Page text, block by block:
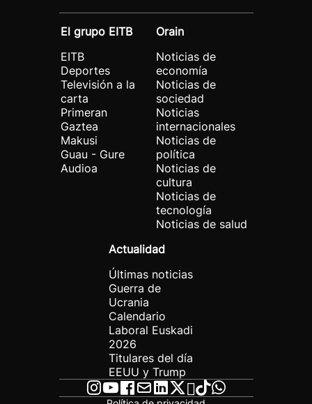
El grupo EITB
EITB
Deportes
Televisión a la
carta
Primeran
Gaztea
Makusi
Guau - Gure
Audioa
Orain
Noticias de
economía
Noticias de
sociedad
Noticias
internacionales
Noticias de
política
Noticias de
cultura
Noticias de
tecnología
Noticias de salud
Actualidad
Últimas noticias
Guerra de
Ucrania
Calendario
Laboral Euskadi
2026
Titulares del día
EEUU y Trump